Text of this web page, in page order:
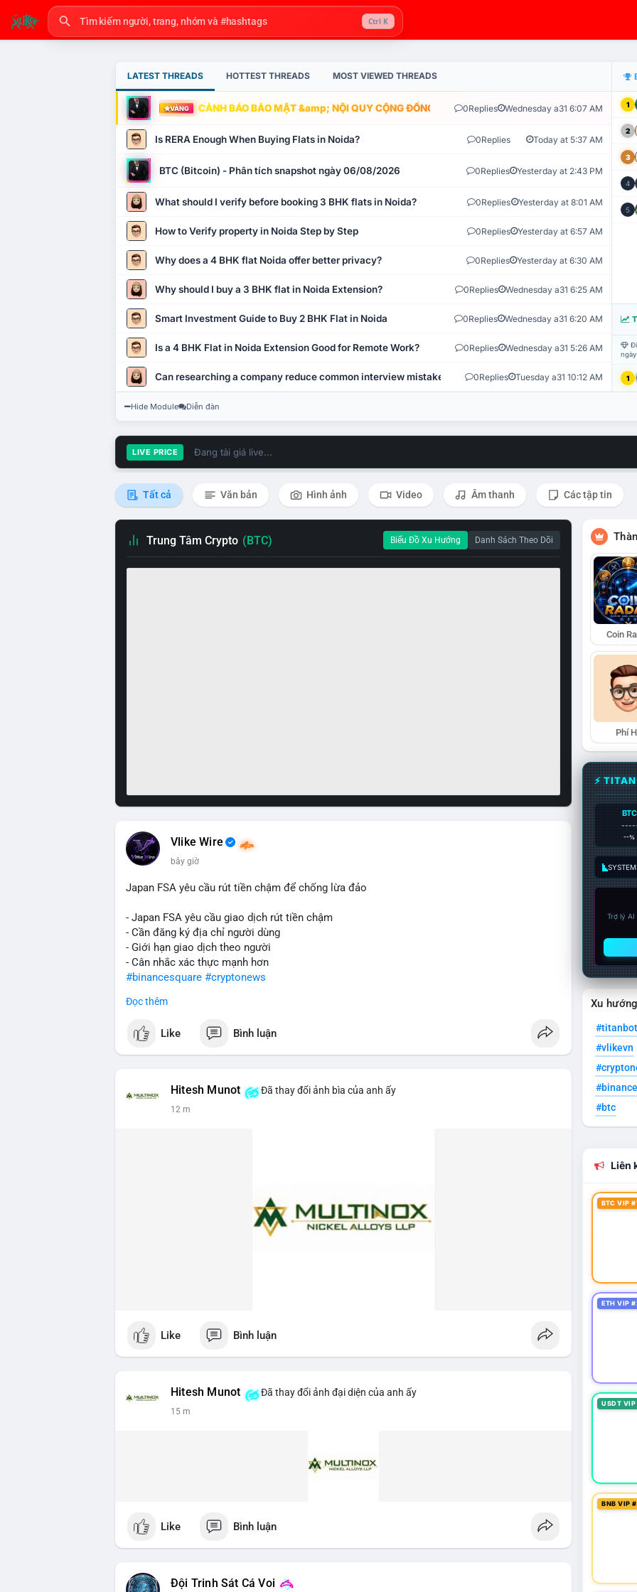
Ctrl K
LATEST THREADS HOTTEST THREADS MOST VIEWED THREADS
VÀNG CẢNH BÁO BẢO MẬT &amp; NỘI QUY CỘNG ĐỒNG VLIKE.VN: HỆ THỐNG GIÁM SÁT TỰ
0Replies Wednesday a31 6:07 AM
Is RERA Enough When Buying Flats in Noida? 0Replies Today at 5:37 AM
BTC (Bitcoin) - Phân tích snapshot ngày 06/08/2026 0Replies Yesterday at 2:43 PM
What should I verify before booking 3 BHK flats in Noida? 0Replies Yesterday at 8:01 AM
How to Verify property in Noida Step by Step 0Replies Yesterday at 6:57 AM
Why does a 4 BHK flat Noida offer better privacy? 0Replies Yesterday at 6:30 AM
Why should I buy a 3 BHK flat in Noida Extension? 0Replies Wednesday a31 6:25 AM
Smart Investment Guide to Buy 2 BHK Flat in Noida 0Replies Wednesday a31 6:20 AM
Is a 4 BHK Flat in Noida Extension Good for Remote Work? 0Replies Wednesday a31 5:26 AM
Can researching a company reduce common interview mistakes? 0Replies Tuesday a31 10:12 AM
1
2
3
4
5
1
Hide Module Diễn đàn
LIVE PRICE Đang tải giá live...
Tất cả Văn bản Hình ảnh Video Âm thanh Các tập tin
Trung Tâm Crypto (BTC) Biểu Đồ Xu Hướng Danh Sách Theo Dõi
Vlike Wire
1 m
Japan FSA yêu cầu rút tiền chậm để chống lừa đảo
- Japan FSA yêu cầu giao dịch rút tiền chậm
- Cần đăng ký địa chỉ người dùng
- Giới hạn giao dịch theo người
- Cân nhắc xác thực mạnh hơn
#binancesquare #cryptonews
$btc $eth
#vlikevn #titanbot
Đọc thêm
Like Bình luận
Hitesh Munot Đã thay đổi ảnh bìa của anh ấy
12 m
Like Bình luận
Hitesh Munot Đã thay đổi ảnh đại diện của anh ấy
15 m
Like Bình luận
Đội Trinh Sát Cá Voi
Coin
Phí
⚡
BTC
--%
Trợ lý
Xu
#titanbot
#vlikevn
#btc
Liên
BTC VIP
ETH VIP
USDT
BNB VIP